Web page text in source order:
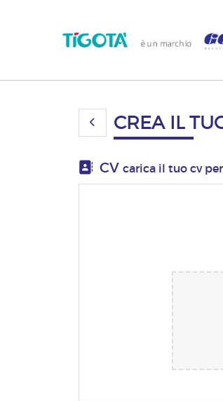
CREA IL
CV carica il tuo cv